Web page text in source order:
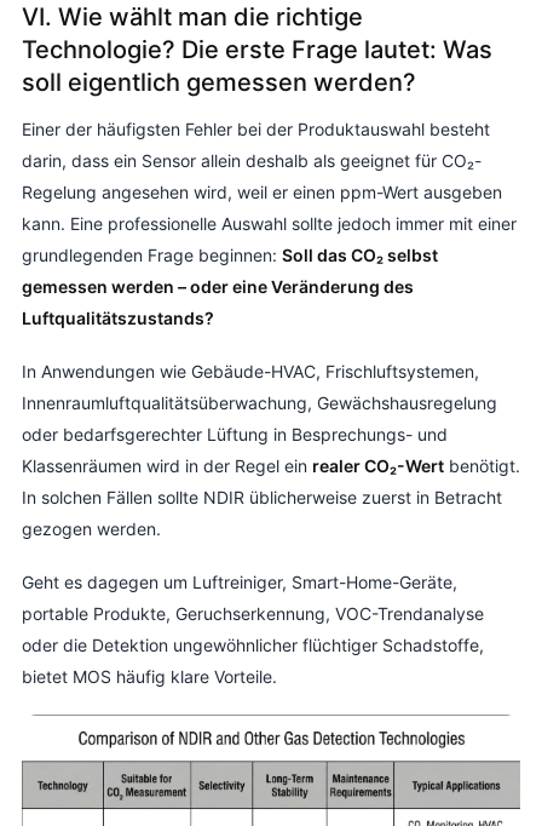
VI. Wie wählt man die richtige
Technologie? Die erste Frage lautet: Was
soll eigentlich gemessen werden?
Einer der häufigsten Fehler bei der Produktauswahl besteht
darin, dass ein Sensor allein deshalb als geeignet für CO₂-
Regelung angesehen wird, weil er einen ppm-Wert ausgeben
kann. Eine professionelle Auswahl sollte jedoch immer mit einer
grundlegenden Frage beginnen: Soll das CO₂ selbst
gemessen werden – oder eine Veränderung des
Luftqualitätszustands?
In Anwendungen wie Gebäude-HVAC, Frischluftsystemen,
Innenraumluftqualitätsüberwachung, Gewächshausregelung
oder bedarfsgerechter Lüftung in Besprechungs- und
Klassenräumen wird in der Regel ein realer CO₂-Wertbenötigt.
In solchen Fällen sollte NDIR üblicherweise zuerst in Betracht
gezogen werden.
Geht es dagegen um Luftreiniger, Smart-Home-Geräte,
portable Produkte, Geruchserkennung, VOC-Trendanalyse
oder die Detektion ungewöhnlicher flüchtiger Schadstoffe,
bietet MOS häufig klare Vorteile.